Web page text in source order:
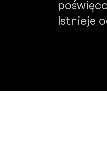
Istnieje